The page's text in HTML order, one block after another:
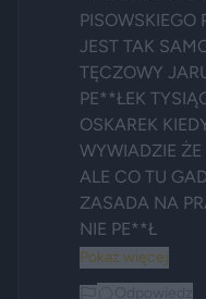
PISOWSKIEGO
JEST TAK
TĘCZOWY
PE**ŁEK
OSKAREK
WYWIADZIE
ALE CO TU
ZASADA NA
NIE PE**Ł
Pokaż więcej